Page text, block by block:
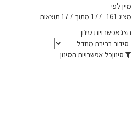
מיין לפי
מציג 161–177 מתוך 177 תוצאות
הצג אפשרויות סינון
סינוןכל אפשרויות הסינון